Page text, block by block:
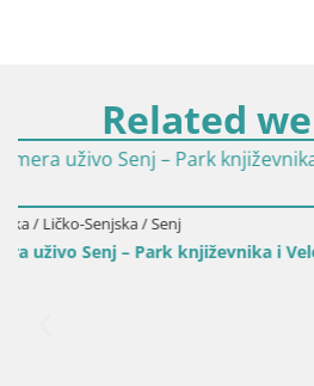
Related
Web kamera Velenjsko jezero